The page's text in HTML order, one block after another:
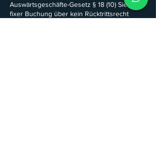
Auswärtsgeschäfte-Gesetz § 18 (10) Sie nach
fixer Buchung über kein Rücktrittsrecht